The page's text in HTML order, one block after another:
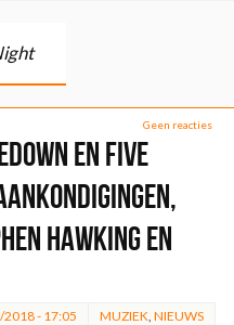
Geen reacties
en Five
Hawking en
- 17:05 MUZIEK NIEUWS